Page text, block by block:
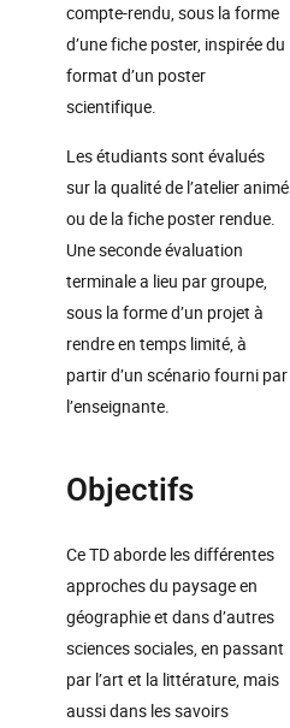
compte-rendu, sous la forme
d’une fiche poster, inspirée du
format d’un poster
scientifique.
Les étudiants sont évalués
sur la qualité de l’atelier animé
ou de la fiche poster rendue.
Une seconde évaluation
terminale a lieu par groupe,
sous la forme d’un projet à
rendre en temps limité, à
partir d’un scénario fourni par
l’enseignante.
Objectifs
Ce TD aborde les différentes
approches du paysage en
géographie et dans d’autres
sciences sociales, en passant
par l’art et la littérature, mais
aussi dans les savoirs